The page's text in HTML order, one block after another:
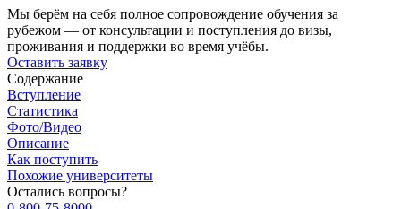
Мы берём на себя полное сопровождение обучения за
рубежом — от консультации и поступления до визы,
проживания и поддержки во время учёбы.
Оставить заявку
Содержание
Вступление
Статистика
Фото/Видео
Описание
Как поступить
Похожие университеты
Остались вопросы?